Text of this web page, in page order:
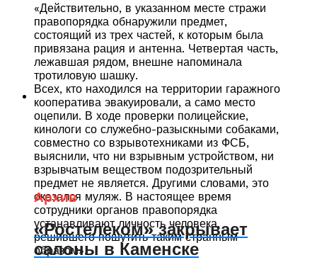
«Действительно, в указанном месте стражи
правопорядка обнаружили предмет,
состоящий из трех частей, к которым была
привязана рация и антенна. Четвертая часть,
лежавшая рядом, внешне напоминала
тротиловую шашку.
Всех, кто находился на территории гаражного
кооператива эвакуировали, а само место
оцепили. В ходе проверки полицейские,
кинологи со служебно-разыскными собаками,
совместно со взрывотехниками из ФСБ,
выяснили, что ни взрывным устройством, ни
взрывчатым веществом подозрительный
предмет не является. Другими словами, это
оказался муляж. В настоящее время
сотрудники органов правопорядка
устанавливают личность человека,
решившего пошутить таким странным
образом».
Архив
«Ростелеком» закрывает
салоны в Каменске